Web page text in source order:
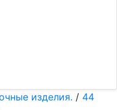
изделия. / 44